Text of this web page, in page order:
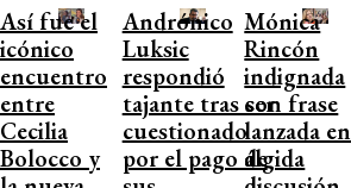
Así fue el
icónico
encuentro
entre
Cecilia
Bolocco y
Andrónico
Luksic
respondió
tajante tras ser
cuestionado
por el pago de
Mónica
Rincón
indignada
con frase
lanzada en
álgida